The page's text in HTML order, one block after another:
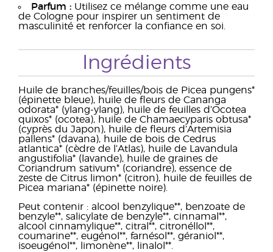
Parfum : Utilisez ce mélange comme une eau
de Cologne pour inspirer un sentiment de
masculinité et renforcer la confiance en soi.
Ingrédients
Huile de branches/feuilles/bois de Picea pungens*
(épinette bleue), huile de fleurs de Cananga
odorata* (ylang-ylang), huile de feuilles d’Ocotea
quixos* (ocotea), huile de Chamaecyparis obtusa*
(cyprès du Japon), huile de fleurs d’Artemisia
pallens* (davana), huile de bois de Cedrus
atlantica* (cèdre de l’Atlas), huile de Lavandula
angustifolia* (lavande), huile de graines de
Coriandrum sativum* (coriandre), essence de
zeste de Citrus limon* (citron), huile de feuilles de
Picea mariana* (épinette noire).
Peut contenir : alcool benzylique**, benzoate de
benzyle**, salicylate de benzyle**, cinnamal**,
alcool cinnamylique**, citral**, citronéllol**,
coumarine**, eugénol**, farnésol**, géraniol**,
isoeugénol**, limonène**, linalol**.